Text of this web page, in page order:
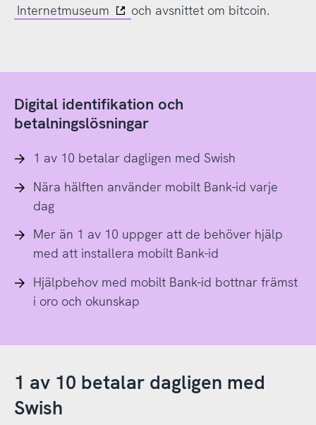
Internetmuseum
och avsnittet om bitcoin.
Digital identifikation och
betalningslösningar
1 av 10 betalar dagligen med Swish
Nära hälften använder mobilt Bank-id varje
dag
Mer än 1 av 10 uppger att de behöver hjälp
med att installera mobilt Bank-id
Hjälpbehov med mobilt Bank-id bottnar främst
i oro och okunskap
1 av 10 betalar dagligen med
Swish